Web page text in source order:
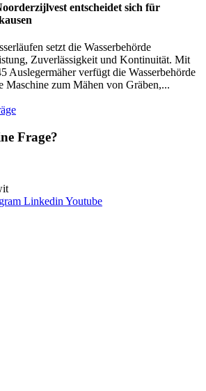
entscheidet sich für
setzt die Wasserbehörde
Zuverlässigkeit und Kontinuität. Mit
Auslegermäher verfügt die Wasserbehörde
Maschine zum Mähen von Gräben,...
Frage?
Linkedin Youtube